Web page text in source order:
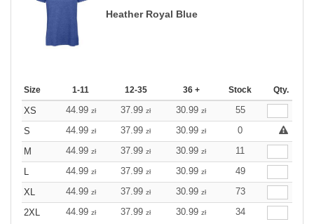
Heather Royal Blue
Size 1-11 12-35 36 + Stock Qty.
XS 44.99 zł 37.99 zł 30.99 zł
55
S
44.99 zł 37.99 zł 30.99 zł
0
M
44.99 zł 37.99 zł 30.99 zł
11
L
44.99 zł 37.99 zł 30.99 zł
49
XL
44.99 zł 37.99 zł 30.99 zł
73
2XL
44.99 zł 37.99 zł 30.99 zł 34